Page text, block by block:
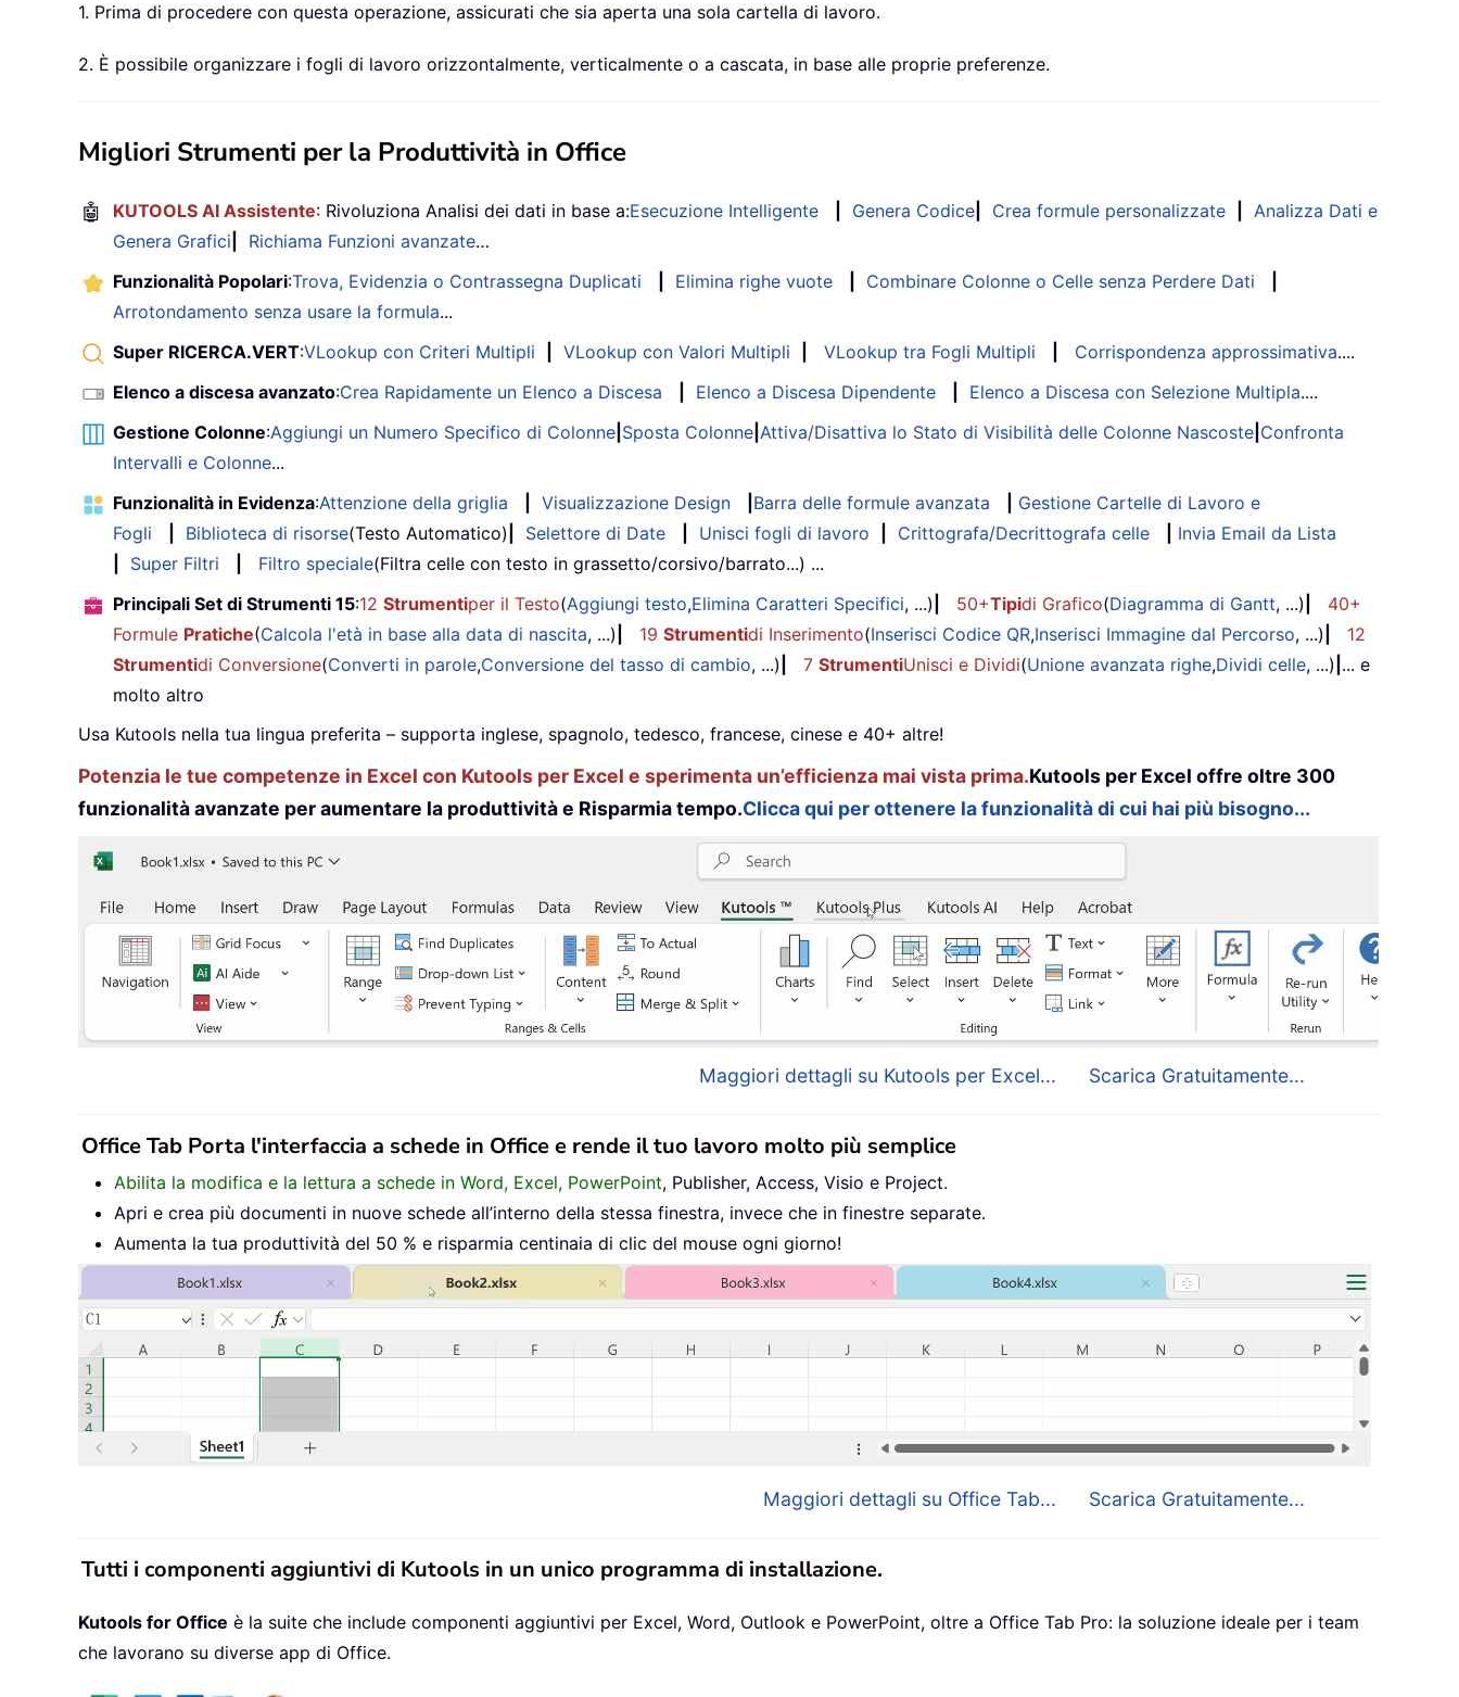
1. Prima di procedere con questa operazione, assicurati che sia aperta una sola cartella di lavoro.
2. È possibile organizzare i fogli di lavoro orizzontalmente, verticalmente o a cascata, in base alle proprie preferenze.
Migliori Strumenti per la Produttività in Office
🤖 KUTOOLS AI Assistente: Rivoluziona Analisi dei dati in base a:Esecuzione Intelligente Genera Codice Crea formule personalizzate
Analizza Dati e
Genera Grafici
Richiama Funzioni avanzate…
Funzionalità Popolari:Trova, Evidenzia o Contrassegna Duplicati Elimina righe vuote Combinare Colonne o Celle senza Perdere Dati
Arrotondamento senza usare la formula...
Super RICERCA.VERT:VLookup con Criteri Multipli VLookup con Valori Multipli VLookup tra Fogli Multipli Corrispondenza approssimativa....
Elenco a discesa avanzato:Crea Rapidamente un Elenco a Discesa Elenco a Discesa Dipendente Elenco a Discesa con Selezione Multipla....
Gestione Colonne:Aggiungi un Numero Specifico di Colonne Sposta Colonne Attiva/Disattiva lo Stato di Visibilità delle Colonne Nascoste Confronta
Intervalli e Colonne...
Funzionalità in Evidenza:Attenzione della griglia Visualizzazione Design Barra delle formule avanzata
Gestione Cartelle di Lavoro e
Fogli
Biblioteca di risorse(Testo Automatico) Selettore di Date Unisci fogli di lavoro Crittografa/Decrittografa celle
Invia Email da Lista
Super Filtri Filtro speciale(Filtra celle con testo in grassetto/corsivo/barrato...) ...
Principali Set di Strumenti 15:12 Strumentiper il Testo(Aggiungi testo,Elimina Caratteri Specifici, ...) 50+Tipidi Grafico(Diagramma di Gantt, ...)
40+
Formule Pratiche(Calcola l'età in base alla data di nascita, ...) 19 Strumentidi Inserimento(Inserisci Codice QR,Inserisci Immagine dal Percorso, ...)
12
Strumentidi Conversione(Converti in parole,Conversione del tasso di cambio, ...) 7 StrumentiUnisci e Dividi(Unione avanzata righe,Dividi celle, ...) ... e
molto altro
Usa Kutools nella tua lingua preferita – supporta inglese, spagnolo, tedesco, francese, cinese e 40+ altre!
Potenzia le tue competenze in Excel con Kutools per Excel e sperimenta un’efficienza mai vista prima.Kutools per Excel offre oltre 300
funzionalità avanzate per aumentare la produttività e Risparmia tempo.Clicca qui per ottenere la funzionalità di cui hai più bisogno...
Maggiori dettagli su Kutools per Excel... Scarica Gratuitamente...
Office Tab Porta l'interfaccia a schede in Office e rende il tuo lavoro molto più semplice
Abilita la modifica e la lettura a schede in Word, Excel, PowerPoint, Publisher, Access, Visio e Project.
Apri e crea più documenti in nuove schede all’interno della stessa finestra, invece che in finestre separate.
Aumenta la tua produttività del 50 % e risparmia centinaia di clic del mouse ogni giorno!
Maggiori dettagli su Office Tab... Scarica Gratuitamente...
Tutti i componenti aggiuntivi di Kutools in un unico programma di installazione.
Kutools for Office è la suite che include componenti aggiuntivi per Excel, Word, Outlook e PowerPoint, oltre a Office Tab Pro: la soluzione ideale per i team
che lavorano su diverse app di Office.